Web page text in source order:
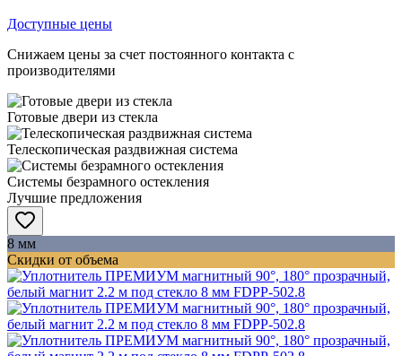
Доступные цены
Снижаем цены за счет постоянного контакта с
производителями
Готовые двери из стекла
Телескопическая раздвижная система
Системы безрамного остекления
Лучшие предложения
8 мм
Скидки от объема